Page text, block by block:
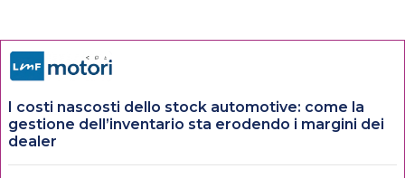
I costi nascosti dello stock automotive: come la
gestione dell’inventario sta erodendo i margini dei
dealer